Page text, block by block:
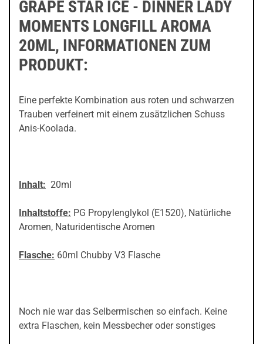
GRAPE STAR ICE - DINNER LADY
MOMENTS LONGFILL AROMA
20ML, INFORMATIONEN ZUM
PRODUKT:
Eine perfekte Kombination aus roten und schwarzen
Trauben verfeinert mit einem zusätzlichen Schuss
Anis-Koolada.
Inhalt: 20ml
Inhaltstoffe: PG Propylenglykol (E1520), Natürliche
Aromen, Naturidentische Aromen
Flasche: 60ml Chubby V3 Flasche
Noch nie war das Selbermischen so einfach. Keine
extra Flaschen, kein Messbecher oder sonstiges